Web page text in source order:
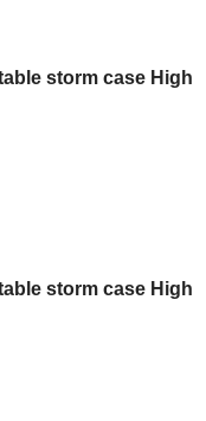
storm case High
storm case High